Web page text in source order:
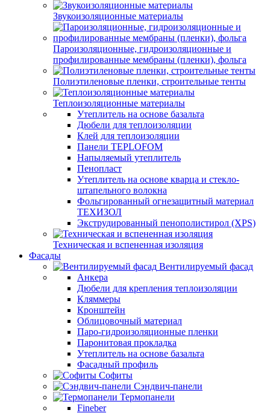
Звукоизоляционные материалы
Пароизоляционные, гидроизоляционные и
профилированные мембраны (пленки), фольга
Полиэтиленовые пленки, строительные тенты
Теплоизоляционные материалы
Утеплитель на основе базальта
Дюбели для теплоизоляции
Клей для теплоизоляции
Панели TEPLOFOM
Напыляемый утеплитель
Пенопласт
Утеплитель на основе кварца и стекло-
штапельного волокна
Фольгированный огнезащитный материал
ТЕХИЗОЛ
Экструдированный пенополистирол (XPS)
Техническая и вспененная изоляция
Фасады
Вентилируемый фасад
Анкера
Дюбели для крепления теплоизоляции
Кляммеры
Кронштейн
Облицовочный материал
Паро-гидроизоляционные пленки
Паронитовая прокладка
Утеплитель на основе базальта
Фасадный профиль
Софиты
Сэндвич-панели
Термопанели
Fineber